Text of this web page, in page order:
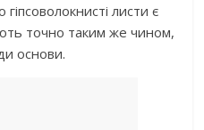
гіпсоволокнисті листи є
точно таким же чином,
основи.